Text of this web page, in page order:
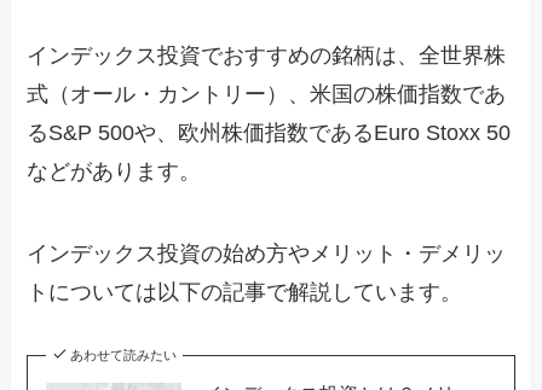
インデックス投資でおすすめの銘柄は、全世界株
式（オール・カントリー）、米国の株価指数であ
るS&P 500や、欧州株価指数であるEuro Stoxx 50
などがあります。
インデックス投資の始め方やメリット・デメリッ
トについては以下の記事で解説しています。
あわせて読みたい